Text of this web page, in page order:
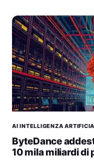
AI INTELLIGENZA
ByteDance
10 mila miliardi di